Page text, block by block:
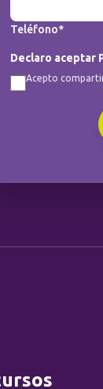
Teléfono*
Declaro aceptar
Acepto